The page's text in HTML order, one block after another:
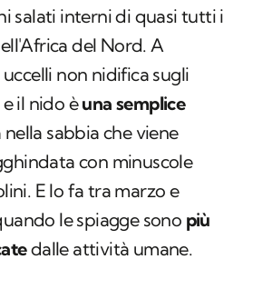
salati interni di quasi tutti i
del Nord. A
non nidifica sugli
il nido èuna semplice
nella sabbia che viene
con minuscole
E lo fa tra marzo e
le spiagge sono più
dalle attività umane.